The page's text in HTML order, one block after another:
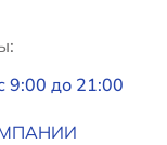
9:00 до 21:00